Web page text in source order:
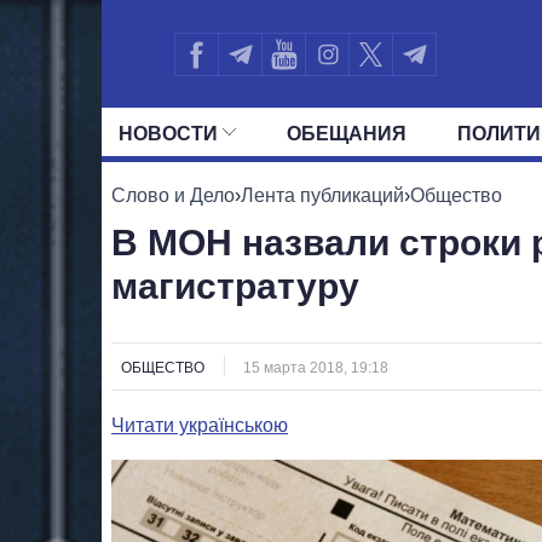
НОВОСТИ ОБЕЩАНИЯ
ВСЕ ПОЛИТИКИ ПРЕЗИДЕНТ И
Слово и Дело›Лента публикаций›Общество
В МОН назвали строки
магистратуру
ОБЩЕСТВО 15 марта 2018, 19:18
Читати українською